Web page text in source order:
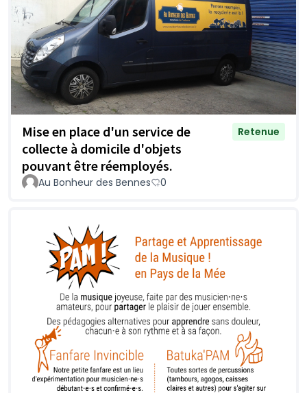
Mise en place d'un service de
collecte à domicile d'objets
pouvant être réemployés.
Retenue
Au Bonheur des Bennes 0